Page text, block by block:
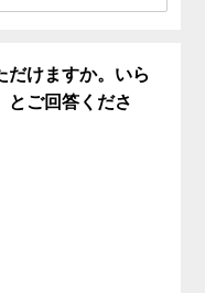
だけますか。いら
とご回答くださ